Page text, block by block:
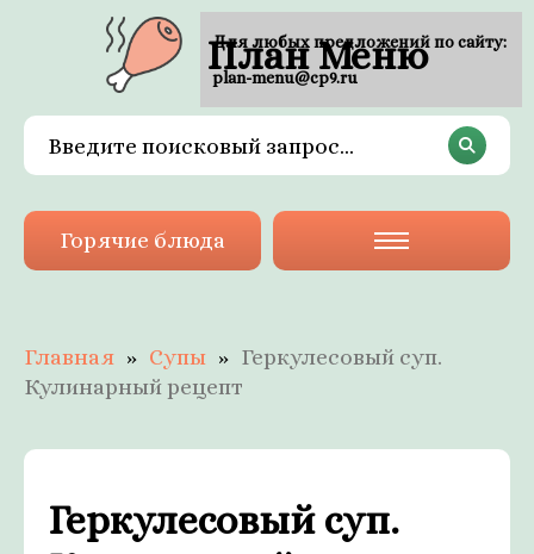
План Меню
Горячие блюда
Главная Супы
Геркулесовый суп.
Кулинарный рецепт
Геркулесовый суп.
Для любых предложений по сайту:
plan-menu@cp9.ru